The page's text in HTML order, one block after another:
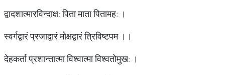
द्वादशात्मारविन्दाक्ष: पिता माता पितामह: ।
स्वर्गद्वारं प्रजाद्वारं मोक्षद्वारं त्रिविष्टपम ।।
देहकर्ता प्रशान्तात्मा विश्वात्मा विश्वतोमुख: ।